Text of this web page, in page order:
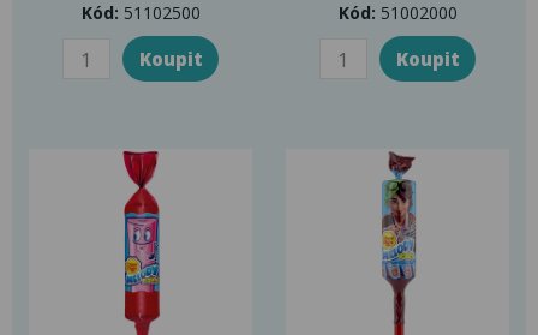
Kód: 51102500 Kód: 51002000